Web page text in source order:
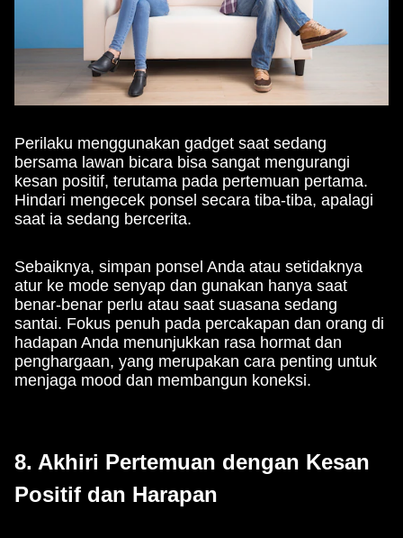
Perilaku menggunakan gadget saat sedang
bersama lawan bicara bisa sangat mengurangi
kesan positif, terutama pada pertemuan pertama.
Hindari mengecek ponsel secara tiba-tiba, apalagi
saat ia sedang bercerita.
Sebaiknya, simpan ponsel Anda atau setidaknya
atur ke mode senyap dan gunakan hanya saat
benar-benar perlu atau saat suasana sedang
santai. Fokus penuh pada percakapan dan orang di
hadapan Anda menunjukkan rasa hormat dan
penghargaan, yang merupakan cara penting untuk
menjaga mood dan membangun koneksi.
8. Akhiri Pertemuan dengan Kesan
Positif dan Harapan